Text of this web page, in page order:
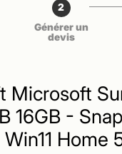
2
Générer un
devis
Microsoft
16GB -
Home